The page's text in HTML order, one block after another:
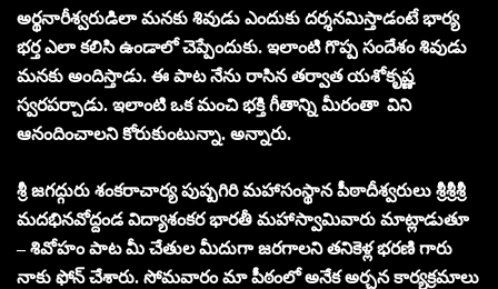
అర్థనారీశ్వరుడిలా మనకు శివుడు ఎందుకు దర్శనమిస్తాడంటే భార్య
భర్త ఎలా కలిసి ఉండాలో చెప్పేందుకు. ఇలాంటి గొప్ప సందేశం శివుడు
మనకు అందిస్తాడు. ఈ పాట నేను రాసిన తర్వాత యశోకృష్ణ
స్వరపర్చాడు. ఇలాంటి ఒక మంచి భక్తి గీతాన్ని మీరంతా విని
ఆనందించాలని కోరుకుంటున్నా. అన్నారు.
శ్రీ జగద్గురు శంకరాచార్య పుష్పగిరి మహాసంస్థాన పీఠాదీశ్వరులు శ్రీశ్రీశ్రీ
మదభినవోద్దండ విద్యాశంకర భారతీ మహాస్వామివారు మాట్లాడుతూ
– శివోహం పాట మీ చేతుల మీదుగా జరగాలని తనికెళ్ల భరణి గారు
నాకు ఫోన్ చేశారు. సోమవారం మా పీఠంలో అనేక అర్చన కార్యక్రమాలు